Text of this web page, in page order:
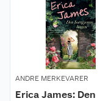
ANDRE MERKEVARER
Erica James: Den